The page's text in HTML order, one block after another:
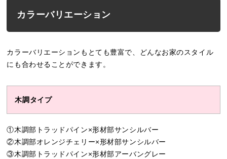
カラーバリエーション
カラーバリエーションもとても豊富で、どんなお家のスタイル
にも合わせることができます。
木調タイプ
①木調部トラッドパイン×形材部サンシルバー
②木調部オレンジチェリー×形材部サンシルバー
③木調部トラッドパイン×形材部アーバングレー